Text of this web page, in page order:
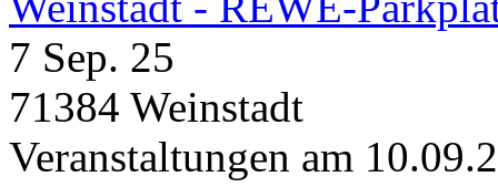
7 Sep. 25
71384 Weinstadt
Veranstaltungen am